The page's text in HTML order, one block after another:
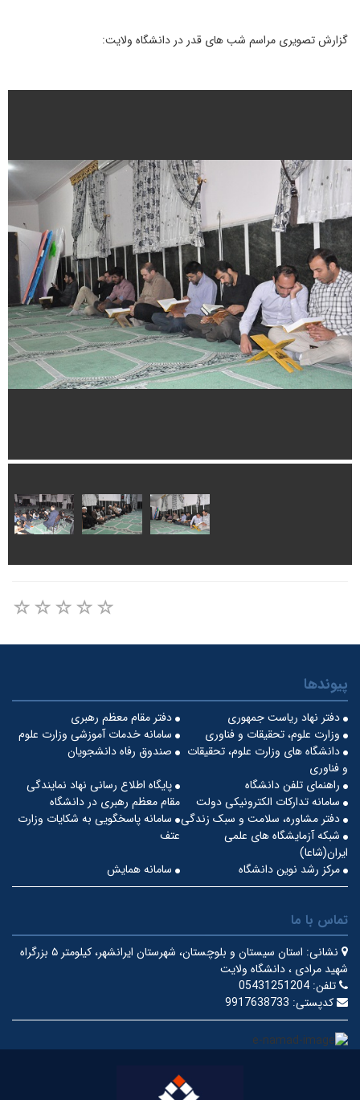
گزارش تصویری مراسم شب های قدر در دانشگاه ولایت:
پیوندها
دفتر مقام معظم رهبری
دفتر نهاد ریاست جمهوری
سامانه خدمات آموزشی وزارت علوم
وزارت علوم، تحقیقات و فناوری
صندوق رفاه دانشجویان
دانشگاه های وزارت علوم، تحقیقات
و فناوری
پایگاه اطلاع رسانی نهاد نمایندگی
مقام معظم رهبری در دانشگاه
راهنمای تلفن دانشگاه
سامانه تدارکات الکترونیکی دولت
سامانه پاسخگویی به شکایات وزارت
عتف
دفتر مشاوره، سلامت و سبک زندگی
شبکه آزمایشگاه های علمی
ایران(شاعا)
سامانه همایش
مرکز رشد نوین دانشگاه
تماس با ما
نشانی:
استان سیستان و بلوچستان، شهرستان ایرانشهر، کیلومتر ۵ بزرگراه
شهید مرادی ، دانشگاه ولایت
تلفن: 05431251204
کدپستی: 9917638733